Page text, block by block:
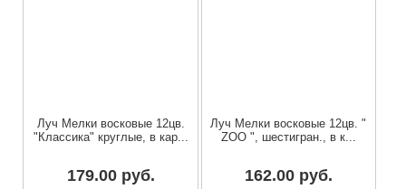
Луч Мелки восковые 12цв.
"Классика" круглые, в кар...
179.00 руб.
Луч Мелки восковые 12цв. "
ZOO ", шестигран., в к...
162.00 руб.